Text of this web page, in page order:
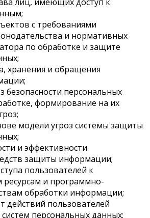
с требованиями
и нормативных
по обработке и защите
хранения и обращения
безопасности персональных
формирование на их
модели угроз системы защиты
и эффективности
защиты информации;
пользователей к
и программно-
обработки информации;
действий пользователей
персональных данных;